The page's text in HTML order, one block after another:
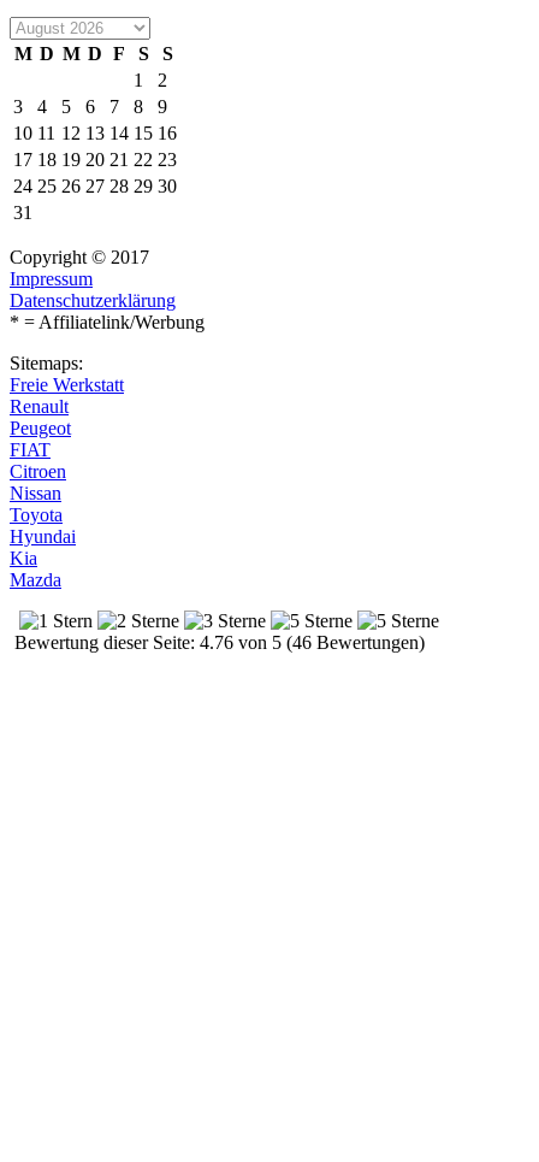
M D M D F S
S
1
2
3
4 5 6 7 8
9
10 11 12 13 14 15 16
17 18 19 20 21 22 23
24 25 26 27 28 29 30
31
Copyright © 2017
Impressum
Datenschutzerklärung
* = Affiliatelink/Werbung
Sitemaps:
Freie Werkstatt
Renault
Peugeot
FIAT
Citroen
Nissan
Toyota
Hyundai
Kia
Mazda
Bewertung dieser Seite: 4.76 von 5 (46 Bewertungen)